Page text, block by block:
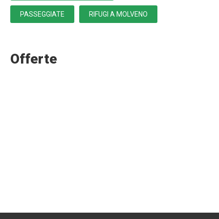
PASSEGGIATE RIFUGI A MOLVENO
Offerte